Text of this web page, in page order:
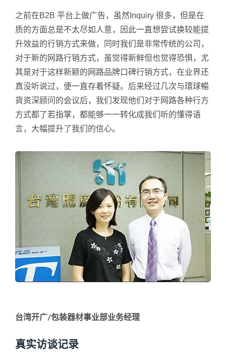
之前在B2B 平台上做广告，虽然Inquiry 很多，但是在
质的方面总是不太尽如人意，因此一直想尝试换较能提
升效益的行销方式来做，同时我们是非常传统的公司，
对于新的网路行销方式，虽觉得新鲜但也觉得恐惧，尤
其是对于这样新颖的网路品牌口碑行销方式，在业界还
真没听说过，便一直存着怀疑。后来经过几次与環球暢
貨资深顾问的会议后，我们发现他们对于网路各种行方
方式都了若指掌，都能够一一转化成我们听的懂得语
言，大幅提升了我们的信心。
台湾开广/包装器材事业部业务经理
真实访谈记录